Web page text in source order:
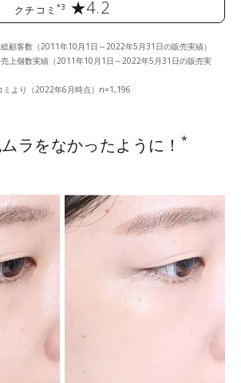
クチコミ*3 ★4.2
顧客数（2011年10月1日～2022年5月31日の販売実績）
上個数実績（2011年10月1日～2022年5月31日の販売実
ミより（2022年6月時点）n=1,196
ラをなかったように！ *